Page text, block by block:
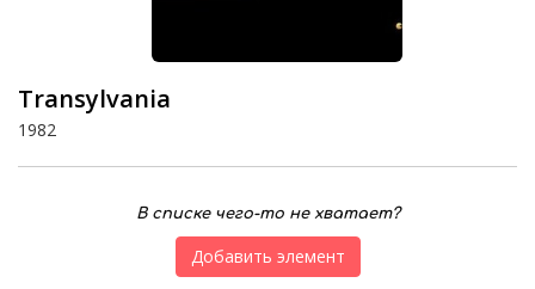
Transylvania
1982
В списке чего-то не хватает?
Добавить элемент